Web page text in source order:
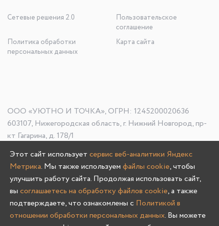
Сетевые решения 2.0
Пользовательское
соглашение
Политика обработки
персональных данных
Карта сайта
ООО «УЮТНО И ТОЧКА», ОГРН: 1245200020636
603107, Нижегородская область, г. Нижний Новгород, пр-
кт Гагарина, д. 178/1
Олмеко © 2004 -2026
Этот сайт использует сервис веб-аналитики Яндекс
Метрика. Мы также используем файлы cookie, чтобы
улучшить работу сайта. Продолжая использовать сайт,
вы соглашаетесь на обработку файлов cookie, а также
подтверждаете, что ознакомлены с Политикой в
отношении обработки персональных данных. Вы можете